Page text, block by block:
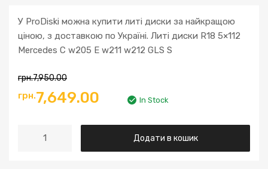
У ProDiski можна купити литі диски за найкращою
ціною, з доставкою по Україні. Литі диски R18 5×112
Mercedes C w205 E w211 w212 GLS S
грн.7,950.00
грн.7,649.00 In Stock
Додати в кошик